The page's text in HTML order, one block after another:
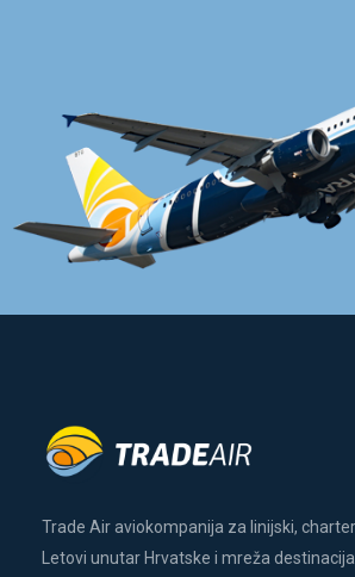
Trade Air aviokompanija za linijski,
Letovi unutar Hrvatske i mreža destinacija